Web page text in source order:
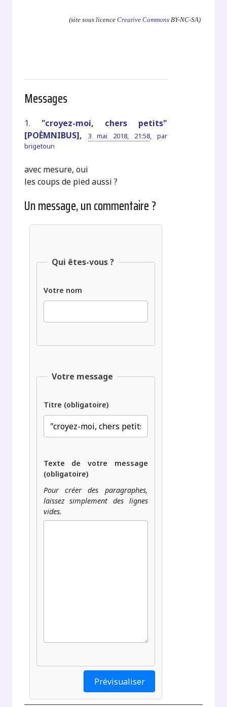
(site sous licence Creative CommonsBY-NC-SA)
Messages
1.
"croyez-moi, chers petits"
[POÈMNIBUS],
3 mai 2018, 21:58, par
brigetoun
avec mesure, oui
les coups de pied aussi ?
Un message, un commentaire ?
Qui êtes-vous ?
Votre nom
Votre message
Titre (obligatoire)
Texte de votre message
(obligatoire)
Pour créer des paragraphes,
laissez simplement des lignes
vides.